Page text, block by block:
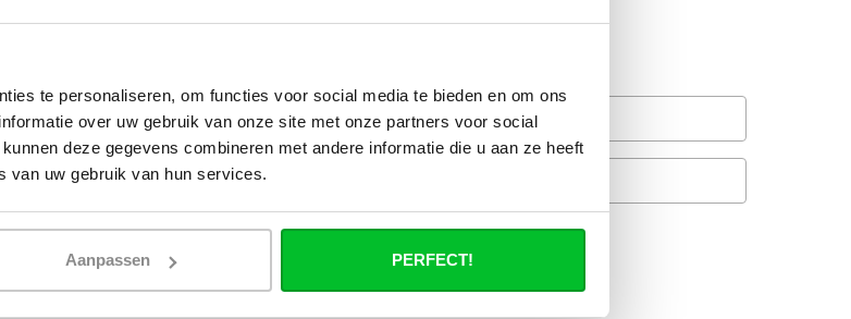
te personaliseren, om functies voor social media te bieden en om ons
over uw gebruik van onze site met onze partners voor social
deze gegevens combineren met andere informatie die u aan ze heeft
van uw gebruik van hun services.
Aanpassen PERFECT!
en
keuze uit
gegroefd, en
u alle
snelle en
cv buizen
luxe
Wanneer bezorgt de
vrachtservice in uw regio?
Heb je een vraag over dit product ?
Simon helpt je graag en kan al je vragen beantwoorden.